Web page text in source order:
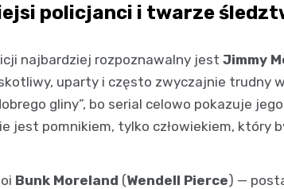
policjanci i twarze
najbardziej rozpoznawalny jest Jimmy
uparty i często zwyczajnie trudny
gliny”, bo serial celowo pokazuje
jest pomnikiem, tylko człowiekiem, który
Bunk Moreland (Wendell Pierce) —